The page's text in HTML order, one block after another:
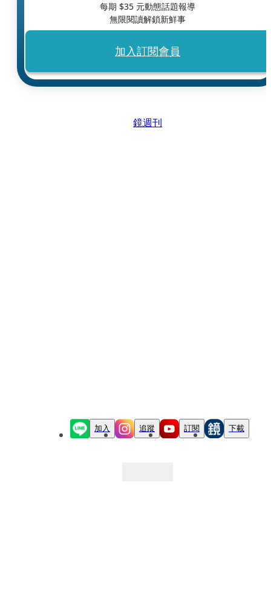
每期 $35 元動態話題報導
無限閱讀解鎖新鮮事
加入訂閱會員
鏡週刊
加入 追蹤 訂閱 下載